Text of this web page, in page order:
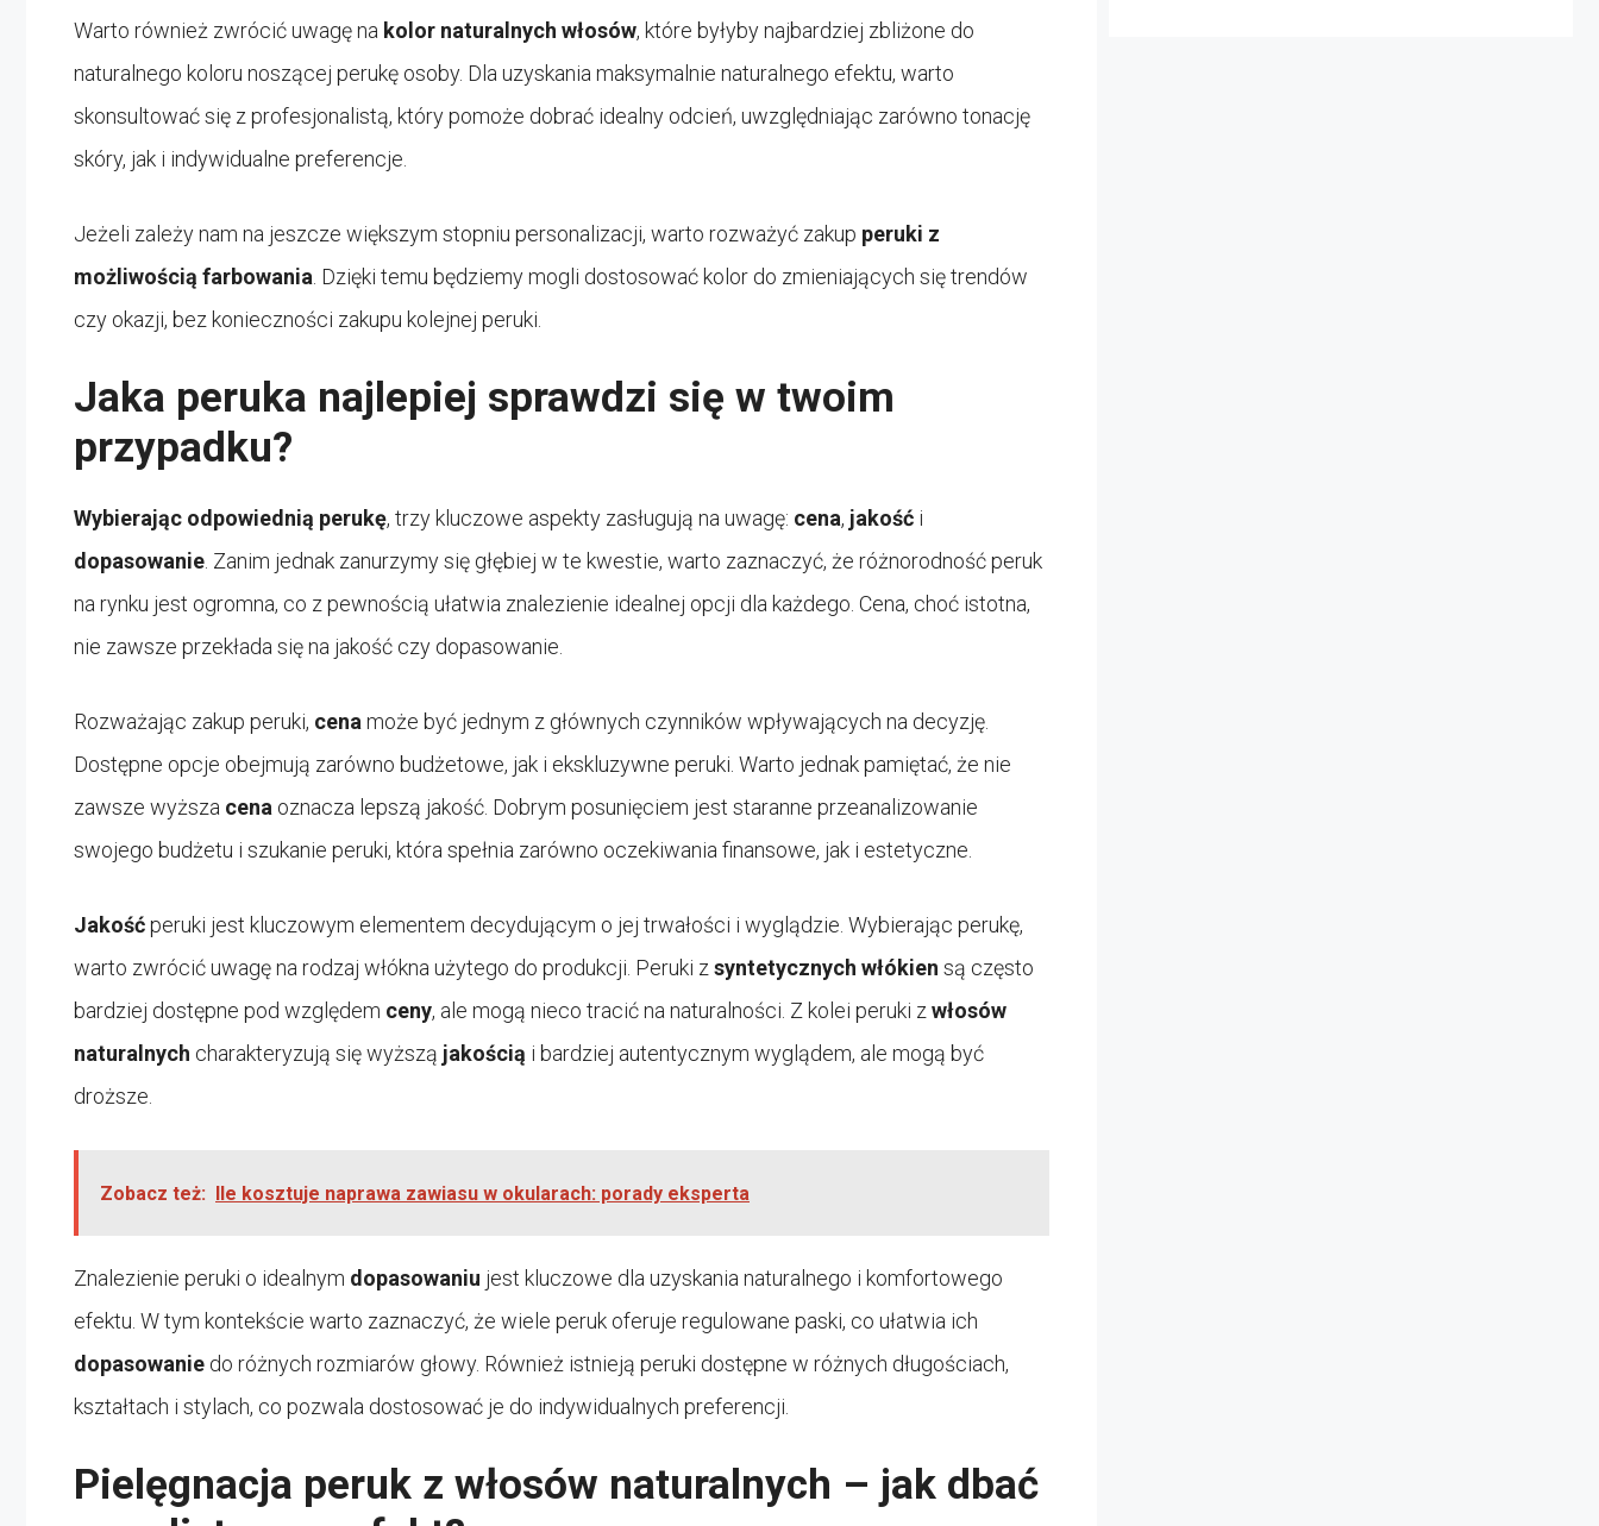
Warto również zwrócić uwagę na kolor naturalnych włosów, które byłyby najbardziej zbliżone do
naturalnego koloru noszącej perukę osoby. Dla uzyskania maksymalnie naturalnego efektu, warto
skonsultować się z profesjonalistą, który pomoże dobrać idealny odcień, uwzględniając zarówno tonację
skóry, jak i indywidualne preferencje.
Jeżeli zależy nam na jeszcze większym stopniu personalizacji, warto rozważyć zakup peruki z
możliwością farbowania . Dzięki temu będziemy mogli dostosować kolor do zmieniających się trendów
czy okazji, bez konieczności zakupu kolejnej peruki.
Jaka peruka najlepiej sprawdzi się w twoim
przypadku?
Wybierając odpowiednią perukę, trzy kluczowe aspekty zasługują na uwagę: cena, jakość i
dopasowanie . Zanim jednak zanurzymy się głębiej w te kwestie, warto zaznaczyć, że różnorodność peruk
na rynku jest ogromna, co z pewnością ułatwia znalezienie idealnej opcji dla każdego. Cena, choć istotna,
nie zawsze przekłada się na jakość czy dopasowanie.
Rozważając zakup peruki, cena może być jednym z głównych czynników wpływających na decyzję.
Dostępne opcje obejmują zarówno budżetowe, jak i ekskluzywne peruki. Warto jednak pamiętać, że nie
zawsze wyższa cena oznacza lepszą jakość. Dobrym posunięciem jest staranne przeanalizowanie
swojego budżetu i szukanie peruki, która spełnia zarówno oczekiwania finansowe, jak i estetyczne.
Jakośćperuki jest kluczowym elementem decydującym o jej trwałości i wyglądzie. Wybierając perukę,
warto zwrócić uwagę na rodzaj włókna użytego do produkcji. Peruki z syntetycznych włókien są często
bardziej dostępne pod względem ceny, ale mogą nieco tracić na naturalności. Z kolei peruki z włosów
naturalnych charakteryzują się wyższą jakością i bardziej autentycznym wyglądem, ale mogą być
droższe.
Zobacz też: Ile kosztuje naprawa zawiasu w okularach: porady eksperta
Znalezienie peruki o idealnym dopasowaniu jest kluczowe dla uzyskania naturalnego i komfortowego
efektu. W tym kontekście warto zaznaczyć, że wiele peruk oferuje regulowane paski, co ułatwia ich
dopasowanie do różnych rozmiarów głowy. Również istnieją peruki dostępne w różnych długościach,
kształtach i stylach, co pozwala dostosować je do indywidualnych preferencji.
Pielęgnacja peruk z włosów naturalnych – jak dbać